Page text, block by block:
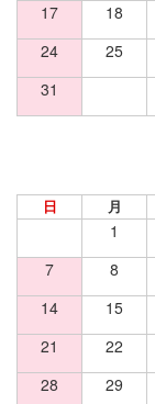
17
18
24
25
31
日 月
1
7
8
14
15
21
22
28
29